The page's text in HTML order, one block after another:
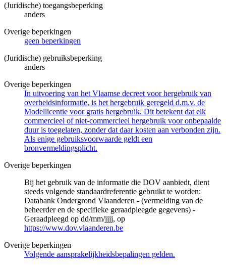
(Juridische) toegangsbeperking
anders
Overige beperkingen
geen beperkingen
(Juridische) gebruiksbeperking
anders
Overige beperkingen
In uitvoering van het Vlaamse decreet voor hergebruik van
overheidsinformatie, is het hergebruik geregeld d.m.v. de
Modellicentie voor gratis hergebruik. Dit betekent dat elk
commercieel of niet-commercieel hergebruik voor onbepaalde
duur is toegelaten, zonder dat daar kosten aan verbonden zijn.
Als enige gebruiksvoorwaarde geldt een
bronvermeldingsplicht.
Overige beperkingen
Bij het gebruik van de informatie die DOV aanbiedt, dient
steeds volgende standaardreferentie gebruikt te worden:
Databank Ondergrond Vlaanderen - (vermelding van de
beheerder en de specifieke geraadpleegde gegevens) -
Geraadpleegd op dd/mm/jjjj, op
https://www.dov.vlaanderen.be
Overige beperkingen
Volgende aansprakelijkheidsbepalingen gelden.